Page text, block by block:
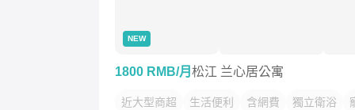
NEW
1800 RMB/月 松江 兰心居公寓
近大型商超 生活便利 含網費 獨立衛浴